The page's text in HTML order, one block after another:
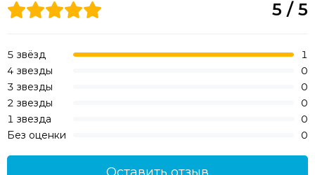
5 / 5
5 звёзд
1
4 звезды
0
3 звезды
0
2 звезды
0
1 звезда
0
Без оценки
0